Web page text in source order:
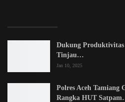
Dukung Produktivitas
Tinjau…
Jan 10, 2025
Polres Aceh Tamiang
Rangka HUT